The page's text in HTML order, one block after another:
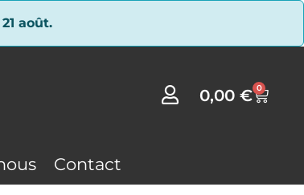
août.
0,00€ 0
Contact